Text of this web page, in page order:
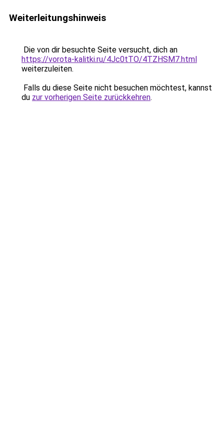
Weiterleitungshinweis
Die von dir besuchte Seite versucht, dich an
https://vorota-kalitki.ru/4Jc0tTO/4TZHSM7.html
weiterzuleiten.
Falls du diese Seite nicht besuchen möchtest, kannst
du zur vorherigen Seite zurückkehren.